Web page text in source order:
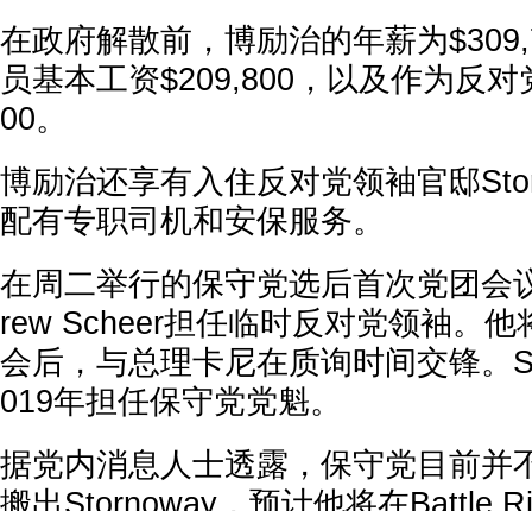
在政府解散前，博励治的年薪为
员基本工资$209,800，以及作为反
00。
博励治还享有入住反对党领袖官邸
配有专职司机和安保服务。
在周二举行的保守党选后首次党团会
rew Scheer担任临时反对党领袖。他
会后，与总理卡尼在质询时间交锋。
019年担任保守党党魁。
据党内消息人士透露，保守党目前并
搬出Stornoway，预计他将在Battle